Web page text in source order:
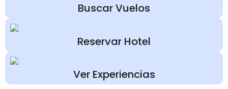
Buscar Vuelos
Reservar Hotel
Ver Experiencias